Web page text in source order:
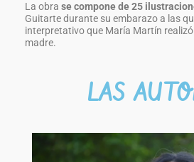
La obrase compone de 25
Guitarte durante su embarazo a las
interpretativo que María Martín
madre.
LAS